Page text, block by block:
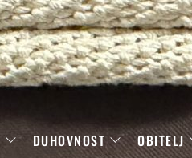
DUHOVNOST OBITELJ